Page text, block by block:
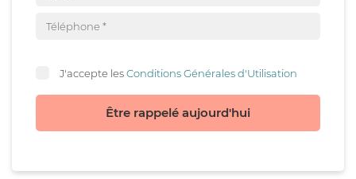
J'accepte lesConditions Générales d'Utilisation
Être rappelé aujourd'hui